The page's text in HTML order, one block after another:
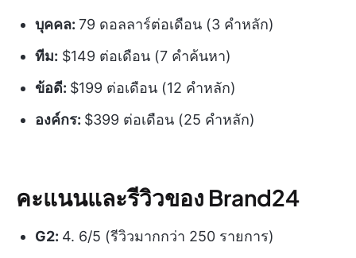
บุคคล: 79 ดอลลาร์ต่อเดือน (3 คำหลัก)
ทีม: $149 ต่อเดือน (7 คำค้นหา)
ข้อดี: $199 ต่อเดือน (12 คำหลัก)
องค์กร: $399 ต่อเดือน (25 คำหลัก)
คะแนนและรีวิวของ Brand24
G2: 4. 6/5 (รีวิวมากกว่า 250 รายการ)